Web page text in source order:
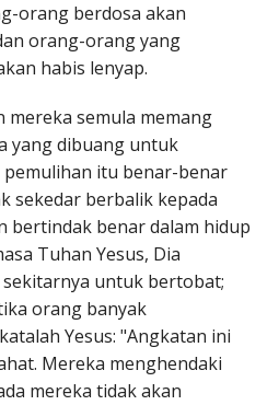
orang berdosa akan
orang-orang yang
habis lenyap.
mereka semula memang
yang dibuang untuk
itu benar-benar
sekedar berbalik kepada
bertindak benar dalam hidup
Tuhan Yesus, Dia
untuk bertobat;
orang banyak
Yesus: "Angkatan ini
Mereka menghendaki
mereka tidak akan